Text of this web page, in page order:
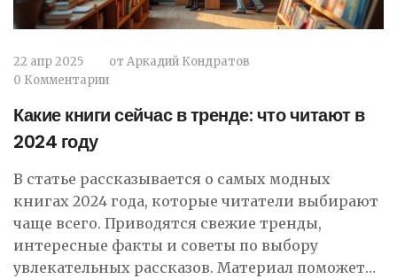
22 апр 2025 от Аркадий Кондратов
0 Комментарии
Какие книги сейчас в тренде: что читают в
2024 году
В статье рассказывается о самых модных
книгах 2024 года, которые читатели выбирают
чаще всего. Приводятся свежие тренды,
интересные факты и советы по выбору
увлекательных рассказов. Материал поможет